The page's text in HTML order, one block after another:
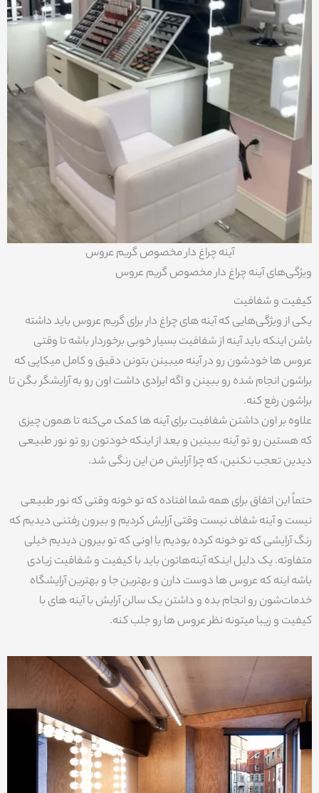
آینه چراغ دار مخصوص گریم عروس
ویژگی‌های آینه چراغ دار مخصوص گریم عروس
کیفیت و شفافیت
یکی از ویژگی‌هایی که آینه های چراغ دار برای گریم عروس باید داشته
باشن اینکه باید آینه از شفافیت بسیار خوبی برخوردار باشه تا وقتی
عروس ها خودشون رو در آینه میبینن بتونن دقیق و کامل میکاپی که
براشون انجام شده رو ببینن و اگه ایرادی داشت اون رو به آرایشگر بگن تا
براشون رفع کنه.
علاوه بر اون داشتن شفافیت برای آینه ها کمک می‌کنه تا همون چیزی
که هستین رو تو آینه ببینین و بعد از اینکه خودتون رو تو نور طبیعی
دیدین تعجب نکنین، که چرا آرایش من این رنگی شد.
حتماً این اتفاق برای همه شما افتاده که تو خونه وقتی که نور طبیعی
نیست و آینه شفاف نیست وقتی آرایش کردیم و بیرون رفتنی دیدیم که
رنگ آرایشی که تو خونه کرده بودیم با اونی که تو بیرون دیدیم خیلی
متفاوته. یک دلیل اینکه آینه‌هاتون باید با کیفیت و شفافیت زیادی
باشه اینه که عروس ها دوست دارن و بهترین جا و بهترین آرایشگاه
خدمات‌شون رو انجام بده و داشتن یک سالن آرایش با آینه های با
کیفیت و زیبا میتونه نظر عروس ها رو جلب کنه.